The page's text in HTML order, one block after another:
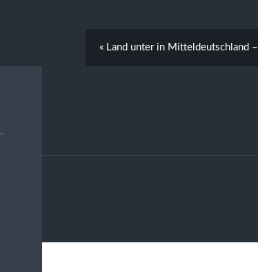
« Land unter in Mitteldeutschland